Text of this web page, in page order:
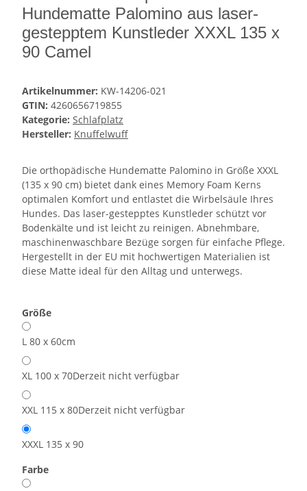
Hundematte Palomino aus laser-
gestepptem Kunstleder XXXL 135 x
90 Camel
Artikelnummer: KW-14206-021
GTIN: 4260656719855
Kategorie: Schlafplatz
Hersteller: Knuffelwuff
Die orthopädische Hundematte Palomino in Größe XXXL
(135 x 90 cm) bietet dank eines Memory Foam Kerns
optimalen Komfort und entlastet die Wirbelsäule Ihres
Hundes. Das laser-gestepptes Kunstleder schützt vor
Bodenkälte und ist leicht zu reinigen. Abnehmbare,
maschinenwaschbare Bezüge sorgen für einfache Pflege.
Hergestellt in der EU mit hochwertigen Materialien ist
diese Matte ideal für den Alltag und unterwegs.
Größe
L 80 x 60cm
XL 100 x 70Derzeit nicht verfügbar
XXL 115 x 80Derzeit nicht verfügbar
XXXL 135 x 90
Farbe